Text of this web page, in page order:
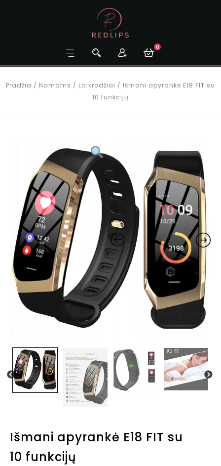
0
Pradžia / Namams / Laikrodžiai / Išmani apyrankė E18 FIT su
10 funkcijų
Išmani apyrankė E18 FIT su
10 funkcijų